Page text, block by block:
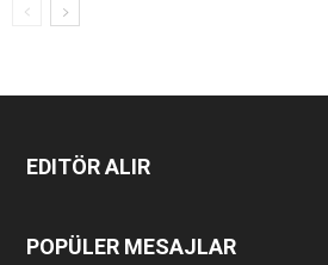
EDITÖR ALIR
POPÜLER MESAJLAR